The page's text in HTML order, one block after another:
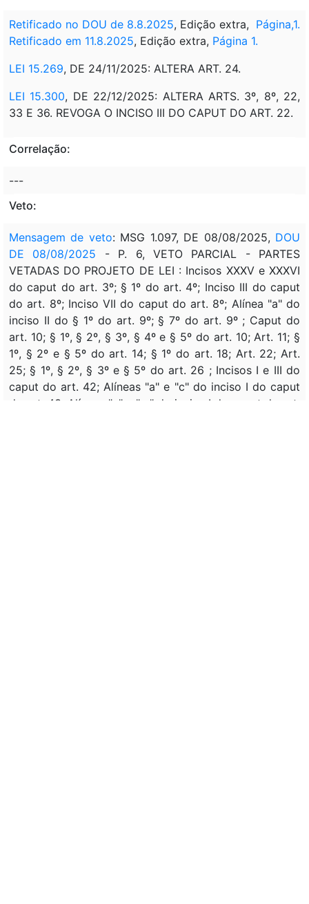
Retificado no DOU de 8.8.2025, Edição extra, Página,1.
Retificado em 11.8.2025, Edição extra, Página 1.
LEI 15.269, DE 24/11/2025: ALTERA ART. 24.
LEI 15.300, DE 22/12/2025: ALTERA ARTS. 3º, 8º, 22,
33 E 36. REVOGA O INCISO III DO CAPUT DO ART. 22.
Correlação:
---
Veto:
Mensagem de veto: MSG 1.097, DE 08/08/2025, DOU
DE 08/08/2025 - P. 6, VETO PARCIAL - PARTES
VETADAS DO PROJETO DE LEI : Incisos XXXV e XXXVI
do caput do art. 3º; § 1º do art. 4º; Inciso III do caput
do art. 8º; Inciso VII do caput do art. 8º; Alínea "a" do
inciso II do § 1º do art. 9º; § 7º do art. 9º ; Caput do
art. 10; § 1º, § 2º, § 3º, § 4º e § 5º do art. 10; Art. 11; §
1º, § 2º e § 5º do art. 14; § 1º do art. 18; Art. 22; Art.
25; § 1º, § 2º, § 3º e § 5º do art. 26 ; Incisos I e III do
caput do art. 42; Alíneas "a" e "c" do inciso I do caput
do art. 43; Alíneas "a" e "c " do inciso I do caput do art.